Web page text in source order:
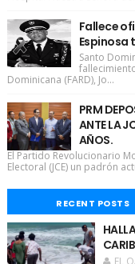
Fallece
Espinosa
Santo
Dominicana (FARD), Jo...
PRM
ANTE LA
AÑOS.
El Partido Revolucionario
Electoral (JCE) un padrón
RECENT POSTS